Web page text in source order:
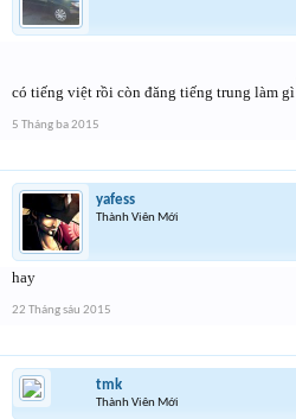
có tiếng việt rồi còn đăng tiếng trung làm gì
5 Tháng ba 2015
yafess
Thành Viên Mới
hay
22 Tháng sáu 2015
tmk
Thành Viên Mới